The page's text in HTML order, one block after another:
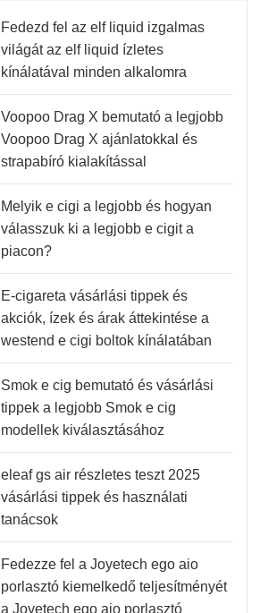
Fedezd fel az elf liquid izgalmas
világát az elf liquid ízletes
kínálatával minden alkalomra
Voopoo Drag X bemutató a legjobb
Voopoo Drag X ajánlatokkal és
strapabíró kialakítással
Melyik e cigi a legjobb és hogyan
válasszuk ki a legjobb e cigit a
piacon?
E-cigareta vásárlási tippek és
akciók, ízek és árak áttekintése a
westend e cigi boltok kínálatában
Smok e cig bemutató és vásárlási
tippek a legjobb Smok e cig
modellek kiválasztásához
eleaf gs air részletes teszt 2025
vásárlási tippek és használati
tanácsok
Fedezze fel a Joyetech ego aio
porlasztó kiemelkedő teljesítményét
a Joyetech ego aio porlasztó